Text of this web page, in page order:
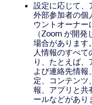
設定に応じて、
外部参加者の個
ウントオーナ
（Zoom が開
場合があります
人情報のすべ
り、たとえば
よび連絡先情報
定、コンテンツ
報、アプリと共
ールなどがあり